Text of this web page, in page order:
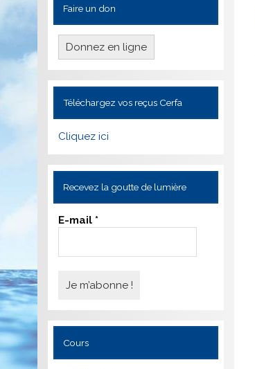
Faire un don
Donnez en ligne
Téléchargez vos reçus Cerfa
Cliquez ici
Recevez la goutte de lumière
E-mail*
Cours